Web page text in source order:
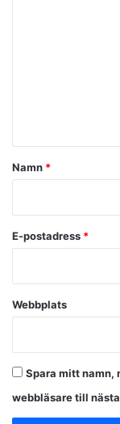
a
Namn *
E-postadress *
Webbplats
Spara mitt namn,
webbläsare till